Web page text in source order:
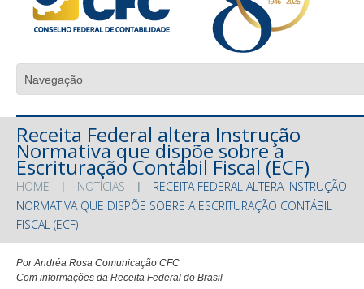
Receita Federal altera Instrução
Normativa que dispõe sobre a
Escrituração Contábil Fiscal (ECF)
HOME NOTÍCIAS
RECEITA FEDERAL ALTERA INSTRUÇÃO
NORMATIVA QUE DISPÕE SOBRE A ESCRITURAÇÃO CONTÁBIL
FISCAL (ECF)
Por Andréa Rosa Comunicação CFC
Com informações da Receita Federal do Brasil